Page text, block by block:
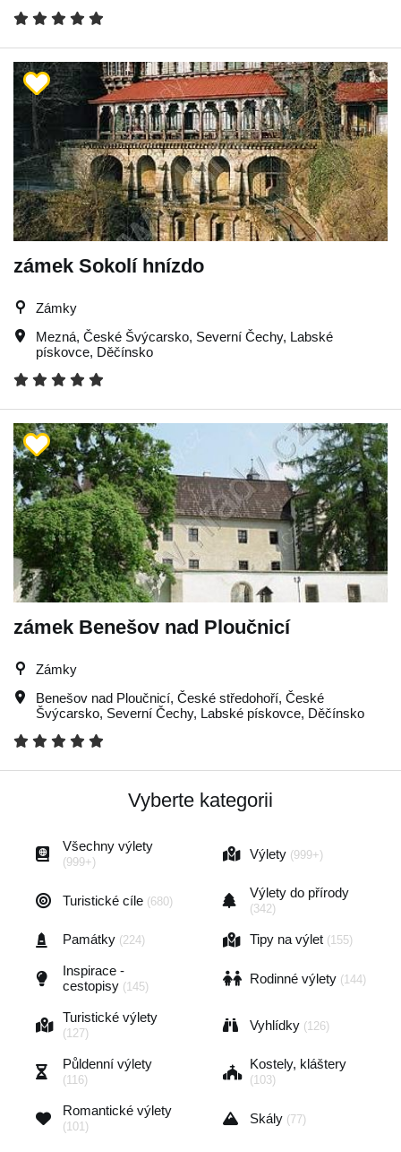
Vyberte kategorii
Všechny výlety
(999+)
Výlety (999+)
Turistické cíle (680)
Výlety do přírody
(342)
Památky (224) Tipy na výlet (155)
Inspirace -
cestopisy (145)
Rodinné výlety (144)
Turistické výlety
(127)
Vyhlídky (126)
Půldenní výlety
(116)
Kostely, kláštery
(103)
Romantické výlety
(101)
Skály (77)
zámek Sokolí hnízdo
Zámky
Mezná, České Švýcarsko, Severní Čechy, Labské
pískovce, Děčínsko
zámek Benešov nad Ploučnicí
Zámky
Benešov nad Ploučnicí, České středohoří, České
Švýcarsko, Severní Čechy, Labské pískovce, Děčínsko